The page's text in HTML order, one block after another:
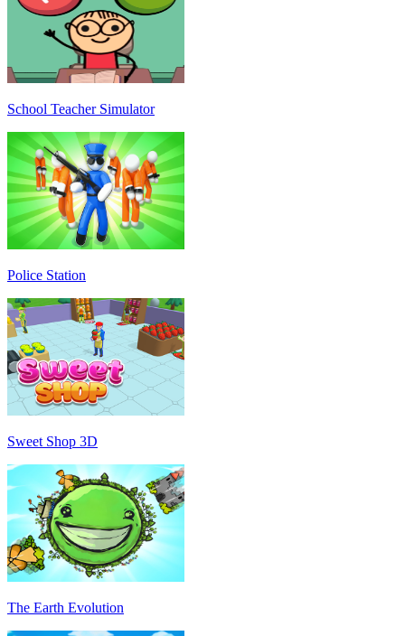
School Teacher Simulator
Police Station
Sweet Shop 3D
The Earth Evolution